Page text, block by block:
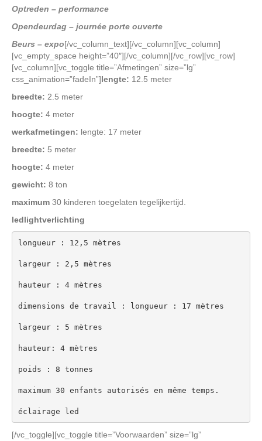
Optreden – performance
Opendeurdag – journée porte ouverte
Beurs – expo[/vc_column_text][/vc_column][vc_column]
[vc_empty_space height=”40″][/vc_column][/vc_row][vc_row]
[vc_column][vc_toggle title=”Afmetingen” size=”lg”
css_animation=”fadeIn”]lengte: 12.5 meter
breedte: 2.5 meter
hoogte: 4 meter
werkafmetingen: lengte: 17 meter
breedte: 5 meter
hoogte: 4 meter
gewicht: 8 ton
maximum 30 kinderen toegelaten tegelijkertijd.
ledlightverlichting
longueur : 12,5 mètres
largeur : 2,5 mètres
hauteur : 4 mètres
dimensions de travail : longueur : 17 mètres
largeur : 5 mètres
hauteur: 4 mètres
poids : 8 tonnes
maximum 30 enfants autorisés en même temps.
éclairage led
[/vc_toggle][vc_toggle title=”Voorwaarden” size=”lg”